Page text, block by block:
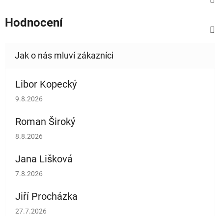
Hodnocení
Libor Kopecký
Hodnocení obchodu je 5 z 5 hvězdiček.
9.8.2026
Roman Široký
Hodnocení obchodu je 5 z 5 hvězdiček.
8.8.2026
Jana Lišková
Hodnocení obchodu je 5 z 5 hvězdiček.
7.8.2026
Jiří Procházka
Hodnocení obchodu je 5 z 5 hvězdiček.
27.7.2026